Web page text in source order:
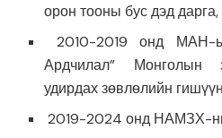
орон тооны бус дэд дарга,
2010-2019 онд МАН-
Ардчилал” Монголын
удирдах зөвлөлийн
2019-2024 онд НАМЗХ-